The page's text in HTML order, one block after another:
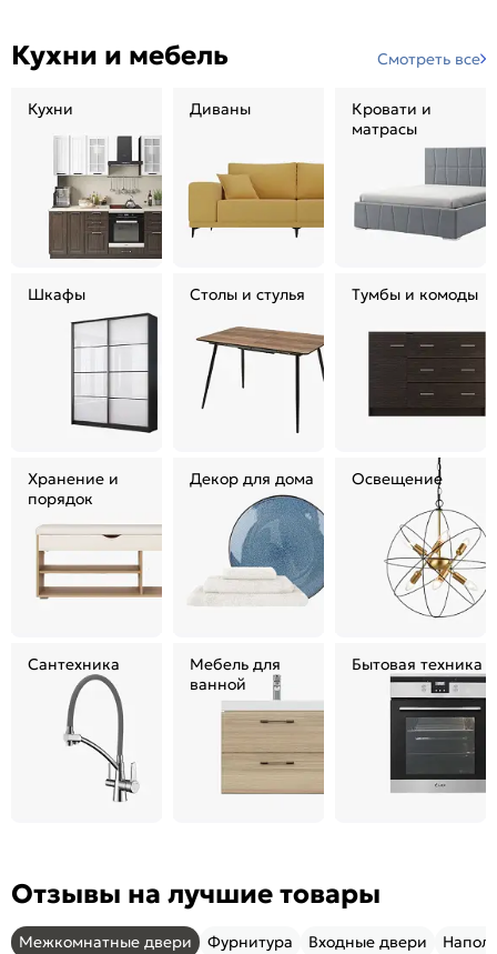
Кухни и мебель Смотреть все
Кухни Диваны
Кровати и
матрасы
Шкафы Столы и стулья Тумбы и комоды
Хранение и
порядок
Декор для дома Освещение
Сантехника
Мебель для
ванной
Бытовая техника
Отзывы на лучшие товары
Межкомнатные двери Фурнитура Входные двери